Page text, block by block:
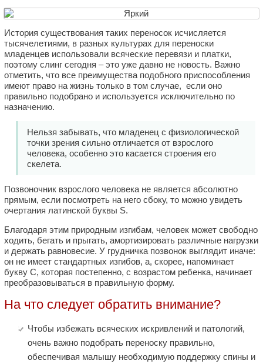
История существования таких переносок исчисляется
тысячелетиями, в разных культурах для переноски
младенцев использовали всяческие перевязи и платки,
поэтому слинг сегодня – это уже давно не новость. Важно
отметить, что все преимущества подобного приспособления
имеют право на жизнь только в том случае, если оно
правильно подобрано и используется исключительно по
назначению.
Нельзя забывать, что младенец с физиологической
точки зрения сильно отличается от взрослого
человека, особенно это касается строения его
скелета.
Позвоночник взрослого человека не является абсолютно
прямым, если посмотреть на него сбоку, то можно увидеть
очертания латинской буквы S.
Благодаря этим природным изгибам, человек может свободно
ходить, бегать и прыгать, амортизировать различные нагрузки
и держать равновесие. У грудничка позвонок выглядит иначе:
он не имеет стандартных изгибов, а, скорее, напоминает
букву С, которая постепенно, с возрастом ребенка, начинает
преобразовываться в правильную форму.
На что следует обратить внимание?
Чтобы избежать всяческих искривлений и патологий,
очень важно подобрать переноску правильно,
обеспечивая малышу необходимую поддержку спины и